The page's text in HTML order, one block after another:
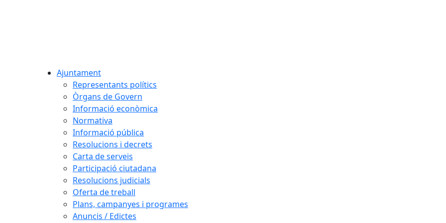
Ajuntament
Representants polítics
Òrgans de Govern
Informació econòmica
Normativa
Informació pública
Resolucions i decrets
Carta de serveis
Participació ciutadana
Resolucions judicials
Oferta de treball
Plans, campanyes i programes
Anuncis / Edictes